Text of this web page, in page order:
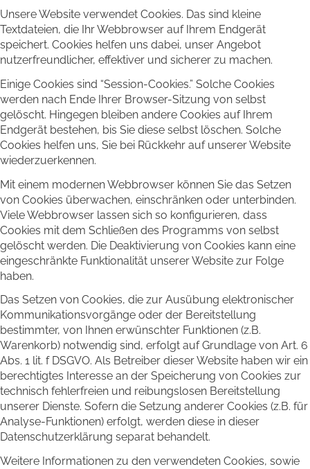
Unsere Website verwendet Cookies. Das sind kleine
Textdateien, die Ihr Webbrowser auf Ihrem Endgerät
speichert. Cookies helfen uns dabei, unser Angebot
nutzerfreundlicher, effektiver und sicherer zu machen.
Einige Cookies sind “Session-Cookies.” Solche Cookies
werden nach Ende Ihrer Browser-Sitzung von selbst
gelöscht. Hingegen bleiben andere Cookies auf Ihrem
Endgerät bestehen, bis Sie diese selbst löschen. Solche
Cookies helfen uns, Sie bei Rückkehr auf unserer Website
wiederzuerkennen.
Mit einem modernen Webbrowser können Sie das Setzen
von Cookies überwachen, einschränken oder unterbinden.
Viele Webbrowser lassen sich so konfigurieren, dass
Cookies mit dem Schließen des Programms von selbst
gelöscht werden. Die Deaktivierung von Cookies kann eine
eingeschränkte Funktionalität unserer Website zur Folge
haben.
Das Setzen von Cookies, die zur Ausübung elektronischer
Kommunikationsvorgänge oder der Bereitstellung
bestimmter, von Ihnen erwünschter Funktionen (z.B.
Warenkorb) notwendig sind, erfolgt auf Grundlage von Art. 6
Abs. 1 lit. f DSGVO. Als Betreiber dieser Website haben wir ein
berechtigtes Interesse an der Speicherung von Cookies zur
technisch fehlerfreien und reibungslosen Bereitstellung
unserer Dienste. Sofern die Setzung anderer Cookies (z.B. für
Analyse-Funktionen) erfolgt, werden diese in dieser
Datenschutzerklärung separat behandelt.
Weitere Informationen zu den verwendeten Cookies, sowie